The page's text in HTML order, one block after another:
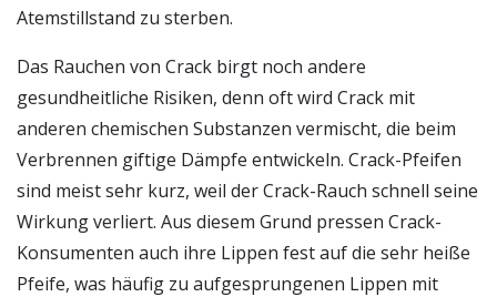
Atemstillstand zu sterben.
Das Rauchen von Crack birgt noch andere
gesundheitliche Risiken, denn oft wird Crack mit
anderen chemischen Substanzen vermischt, die beim
Verbrennen giftige Dämpfe entwickeln. Crack-Pfeifen
sind meist sehr kurz, weil der Crack-Rauch schnell seine
Wirkung verliert. Aus diesem Grund pressen Crack-
Konsumenten auch ihre Lippen fest auf die sehr heiße
Pfeife, was häufig zu aufgesprungenen Lippen mit